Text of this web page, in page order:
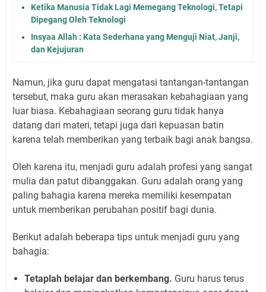
Ketika Manusia Tidak Lagi Memegang Teknologi, Tetapi
Dipegang Oleh Teknologi
Insyaa Allah : Kata Sederhana yang Menguji Niat, Janji,
dan Kejujuran
Namun, jika guru dapat mengatasi tantangan-tantangan
tersebut, maka guru akan merasakan kebahagiaan yang
luar biasa. Kebahagiaan seorang guru tidak hanya
datang dari materi, tetapi juga dari kepuasan batin
karena telah memberikan yang terbaik bagi anak bangsa.
Oleh karena itu, menjadi guru adalah profesi yang sangat
mulia dan patut dibanggakan. Guru adalah orang yang
paling bahagia karena mereka memiliki kesempatan
untuk memberikan perubahan positif bagi dunia.
Berikut adalah beberapa tips untuk menjadi guru yang
bahagia:
Tetaplah belajar dan berkembang. Guru harus terus